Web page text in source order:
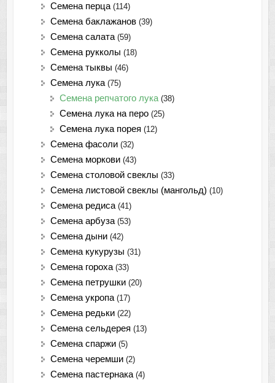
Семена перца (114)
Семена баклажанов (39)
Семена салата (59)
Семена рукколы (18)
Семена тыквы (46)
Семена лука (75)
Семена репчатого лука (38)
Семена лука на перо (25)
Семена лука порея (12)
Cемена фасоли (32)
Семена моркови (43)
Семена столовой свеклы (33)
Семена листовой свеклы (мангольд) (10)
Семена редиса (41)
Семена арбуза (53)
Семена дыни (42)
Семена кукурузы (31)
Семена гороха (33)
Семена петрушки (20)
Семена укропа (17)
Семена редьки (22)
Семена сельдерея (13)
Семена спаржи (5)
Семена черемши (2)
Семена пастернака (4)